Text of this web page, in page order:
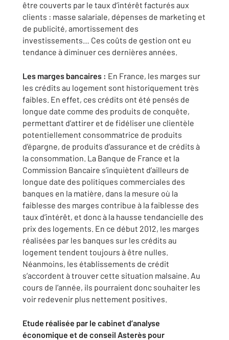
être couverts par le taux d’intérêt facturés aux
clients : masse salariale, dépenses de marketing et
de publicité, amortissement des
investissements… Ces coûts de gestion ont eu
tendance à diminuer ces dernières années.
Les marges bancaires : En France, les marges sur
les crédits au logement sont historiquement très
faibles. En effet, ces crédits ont été pensés de
longue date comme des produits de conquête,
permettant d’attirer et de fidéliser une clientèle
potentiellement consommatrice de produits
d’épargne, de produits d’assurance et de crédits à
la consommation. La Banque de France et la
Commission Bancaire s’inquiètent d’ailleurs de
longue date des politiques commerciales des
banques en la matière, dans la mesure où la
faiblesse des marges contribue à la faiblesse des
taux d’intérêt, et donc à la hausse tendancielle des
prix des logements. En ce début 2012, les marges
réalisées par les banques sur les crédits au
logement tendent toujours à être nulles.
Néanmoins, les établissements de crédit
s’accordent à trouver cette situation malsaine. Au
cours de l’année, ils pourraient donc souhaiter les
voir redevenir plus nettement positives.
Etude réalisée par le cabinet d’analyse
économique et de conseil Asterès pour